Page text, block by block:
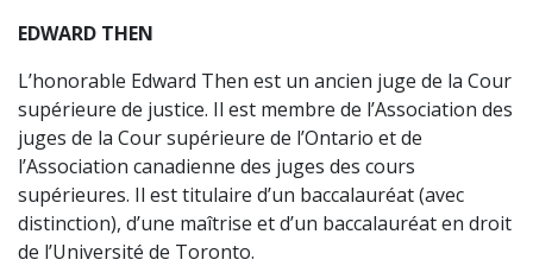
EDWARD THEN
L’honorable Edward Then est un ancien juge de la Cour
supérieure de justice. Il est membre de l’Association des
juges de la Cour supérieure de l’Ontario et de
l’Association canadienne des juges des cours
supérieures. Il est titulaire d’un baccalauréat (avec
distinction), d’une maîtrise et d’un baccalauréat en droit
de l’Université de Toronto.